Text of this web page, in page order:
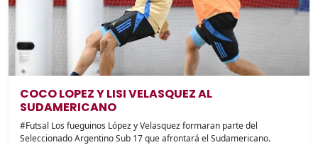
COCO LOPEZ Y LISI VELASQUEZ AL
SUDAMERICANO
#Futsal Los fueguinos López y Velasquez formaran parte del
Seleccionado Argentino Sub 17 que afrontará el Sudamericano.